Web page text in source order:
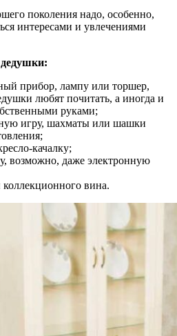
поколения надо, особенно,
интересами и увлечениями
прибор, лампу или торшер,
любят почитать, а иногда и
руками;
игру, шахматы или шашки
качалку;
возможно, даже электронную
вина.